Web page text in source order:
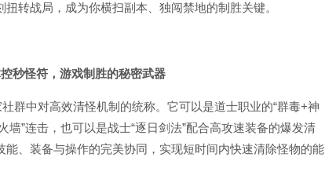
转战局，成为你横扫副本、独闯禁地的制胜关键。
中对高效清怪机制的统称。它可以是道士职业的“群毒+神
墙”连击，也可以是战士“逐日剑法”配合高攻速装备的爆发清
、装备与操作的完美协同，实现短时间内快速清除怪物的能